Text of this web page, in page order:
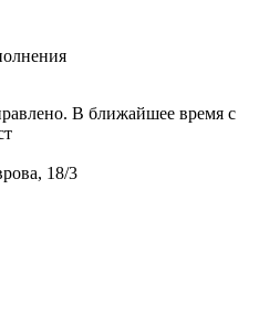
В ближайшее время с
18/3